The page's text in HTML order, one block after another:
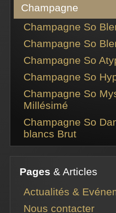
Champagne
Champagne So
Champagne So
Champagne So
Champagne So
Champagne So
Millésimé
Champagne So
blancs Brut
Pages & Articles
Actualités &
Nous contacter